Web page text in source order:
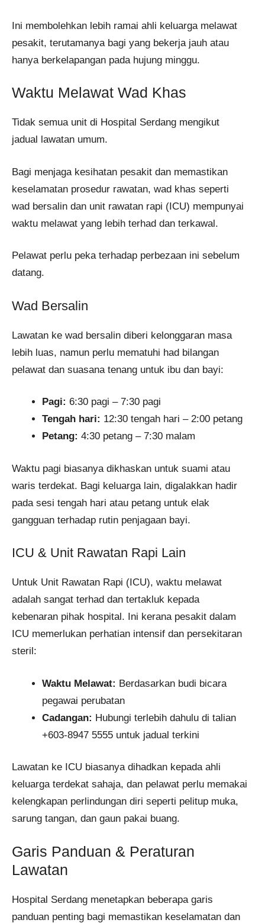
Ini membolehkan lebih ramai ahli keluarga melawat
pesakit, terutamanya bagi yang bekerja jauh atau
hanya berkelapangan pada hujung minggu.
Waktu Melawat Wad Khas
Tidak semua unit di Hospital Serdang mengikut
jadual lawatan umum.
Bagi menjaga kesihatan pesakit dan memastikan
keselamatan prosedur rawatan, wad khas seperti
wad bersalin dan unit rawatan rapi (ICU) mempunyai
waktu melawat yang lebih terhad dan terkawal.
Pelawat perlu peka terhadap perbezaan ini sebelum
datang.
Wad Bersalin
Lawatan ke wad bersalin diberi kelonggaran masa
lebih luas, namun perlu mematuhi had bilangan
pelawat dan suasana tenang untuk ibu dan bayi:
Pagi: 6:30 pagi – 7:30 pagi
Tengah hari: 12:30 tengah hari – 2:00 petang
Petang: 4:30 petang – 7:30 malam
Waktu pagi biasanya dikhaskan untuk suami atau
waris terdekat. Bagi keluarga lain, digalakkan hadir
pada sesi tengah hari atau petang untuk elak
gangguan terhadap rutin penjagaan bayi.
ICU & Unit Rawatan Rapi Lain
Untuk Unit Rawatan Rapi (ICU), waktu melawat
adalah sangat terhad dan tertakluk kepada
kebenaran pihak hospital. Ini kerana pesakit dalam
ICU memerlukan perhatian intensif dan persekitaran
steril:
Waktu Melawat: Berdasarkan budi bicara
pegawai perubatan
Cadangan: Hubungi terlebih dahulu di talian
+603-8947 5555 untuk jadual terkini
Lawatan ke ICU biasanya dihadkan kepada ahli
keluarga terdekat sahaja, dan pelawat perlu memakai
kelengkapan perlindungan diri seperti pelitup muka,
sarung tangan, dan gaun pakai buang.
Garis Panduan & Peraturan
Lawatan
Hospital Serdang menetapkan beberapa garis
panduan penting bagi memastikan keselamatan dan